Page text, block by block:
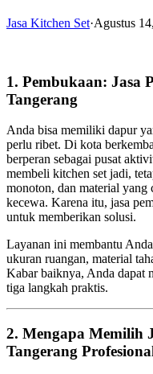
Jasa Kitchen Set·Agustus
1. Pembukaan: Jasa
Tangerang
Anda bisa memiliki dapur
perlu ribet. Di kota
berperan sebagai pusat
membeli kitchen set jadi,
monoton, dan material yang
kecewa. Karena itu, jasa
untuk memberikan solusi.
Layanan ini membantu
ukuran ruangan, material
Kabar baiknya, Anda dapat
tiga langkah praktis.
2. Mengapa Memilih
Tangerang